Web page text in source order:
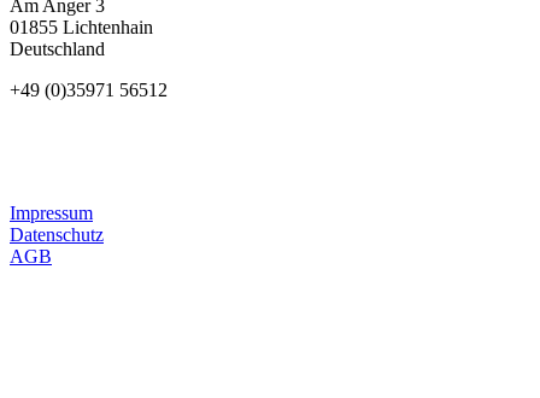
Am Anger 3
01855 Lichtenhain
Deutschland
+49 (0)35971 56512
Impressum
Datenschutz
AGB